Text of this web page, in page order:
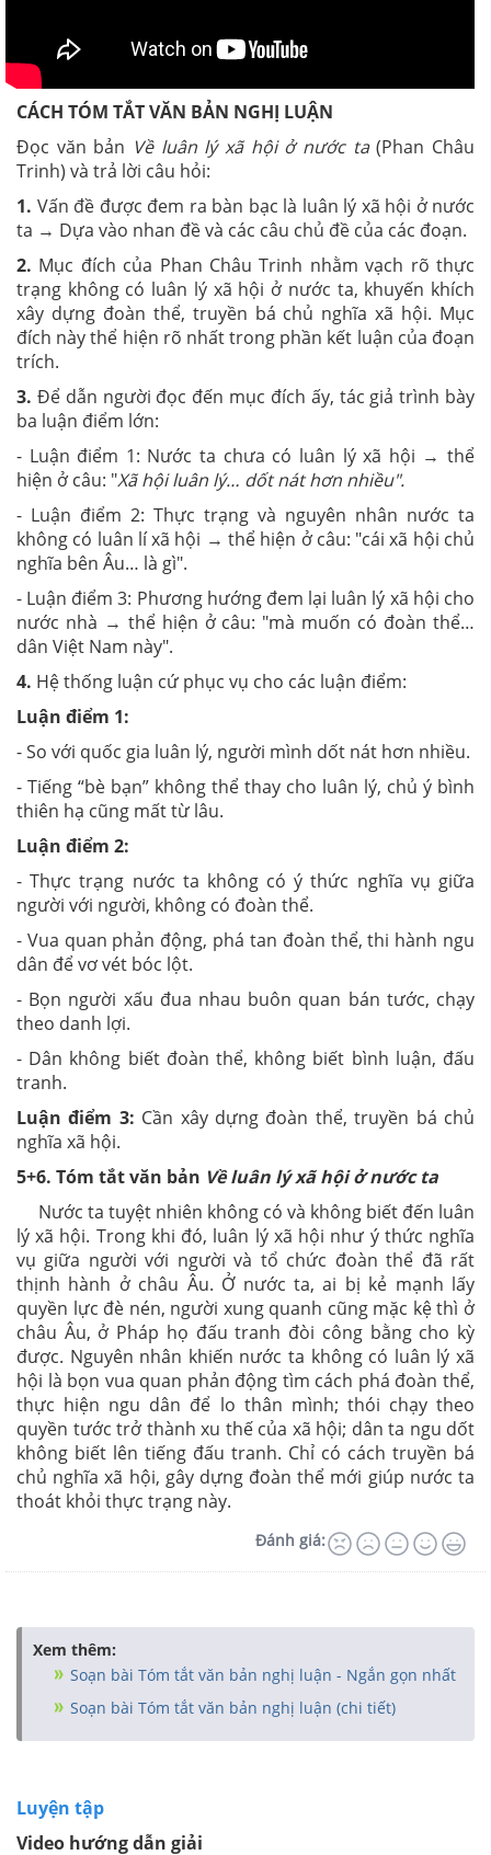
CÁCH TÓM TẮT VĂN BẢN NGHỊ LUẬN
Đọc văn bản Về luân lý xã hội ở nước ta(Phan Châu
Trinh) và trả lời câu hỏi:
1. Vấn đề được đem ra bàn bạc là luân lý xã hội ở nước
ta → Dựa vào nhan đề và các câu chủ đề của các đoạn.
2. Mục đích của Phan Châu Trinh nhằm vạch rõ thực
trạng không có luân lý xã hội ở nước ta, khuyến khích
xây dựng đoàn thể, truyền bá chủ nghĩa xã hội. Mục
đích này thể hiện rõ nhất trong phần kết luận của đoạn
trích.
3. Để dẫn người đọc đến mục đích ấy, tác giả trình bày
ba luận điểm lớn:
- Luận điểm 1: Nước ta chưa có luân lý xã hội → thể
hiện ở câu: "Xã hội luân lý… dốt nát hơn nhiều".
- Luận điểm 2: Thực trạng và nguyên nhân nước ta
không có luân lí xã hội → thể hiện ở câu: "cái xã hội chủ
nghĩa bên Âu… là gì".
- Luận điểm 3: Phương hướng đem lại luân lý xã hội cho
nước nhà → thể hiện ở câu: "mà muốn có đoàn thể…
dân Việt Nam này".
4. Hệ thống luận cứ phục vụ cho các luận điểm:
Luận điểm 1:
- So với quốc gia luân lý, người mình dốt nát hơn nhiều.
- Tiếng “bè bạn” không thể thay cho luân lý, chủ ý bình
thiên hạ cũng mất từ lâu.
Luận điểm 2:
- Thực trạng nước ta không có ý thức nghĩa vụ giữa
người với người, không có đoàn thể.
- Vua quan phản động, phá tan đoàn thể, thi hành ngu
dân để vơ vét bóc lột.
- Bọn người xấu đua nhau buôn quan bán tước, chạy
theo danh lợi.
- Dân không biết đoàn thể, không biết bình luận, đấu
tranh.
Luận điểm 3: Cần xây dựng đoàn thể, truyền bá chủ
nghĩa xã hội.
5+6. Tóm tắt văn bản Về luân lý xã hội ở nước ta
Nước ta tuyệt nhiên không có và không biết đến luân
lý xã hội. Trong khi đó, luân lý xã hội như ý thức nghĩa
vụ giữa người với người và tổ chức đoàn thể đã rất
thịnh hành ở châu Âu. Ở nước ta, ai bị kẻ mạnh lấy
quyền lực đè nén, người xung quanh cũng mặc kệ thì ở
châu Âu, ở Pháp họ đấu tranh đòi công bằng cho kỳ
được. Nguyên nhân khiến nước ta không có luân lý xã
hội là bọn vua quan phản động tìm cách phá đoàn thể,
thực hiện ngu dân để lo thân mình; thói chạy theo
quyền tước trở thành xu thế của xã hội; dân ta ngu dốt
không biết lên tiếng đấu tranh. Chỉ có cách truyền bá
chủ nghĩa xã hội, gây dựng đoàn thể mới giúp nước ta
thoát khỏi thực trạng này.
Đánh giá:
Xem thêm:
Soạn bài Tóm tắt văn bản nghị luận - Ngắn gọn nhất
Soạn bài Tóm tắt văn bản nghị luận (chi tiết)
Luyện tập
Video hướng dẫn giải